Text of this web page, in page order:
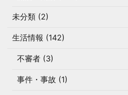
未分類 (2)
生活情報 (142)
不審者 (3)
事件・事故 (1)